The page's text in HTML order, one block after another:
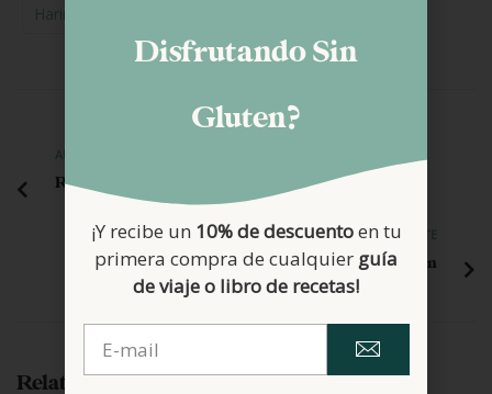
Harina Trigo Sarraceno
ANTERIOR
Rollos de Canela al microondas
SIGUIENTE
Comparativa precios productos CON y SIN gluten
Related Posts
Disfrutando Sin
Gluten?
¡Y recibe un 10% de descuentoen tu
primera compra de cualquier guía
de viaje o libro de recetas!